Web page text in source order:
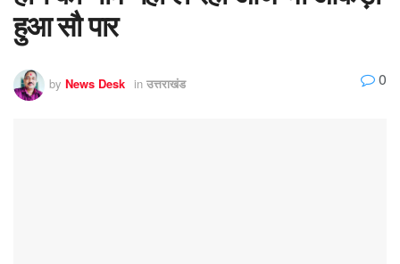
हुआ सौ पार
by News Desk in उत्तराखंड 0